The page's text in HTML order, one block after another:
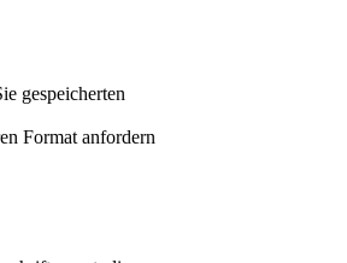
gespeicherten
Format anfordern